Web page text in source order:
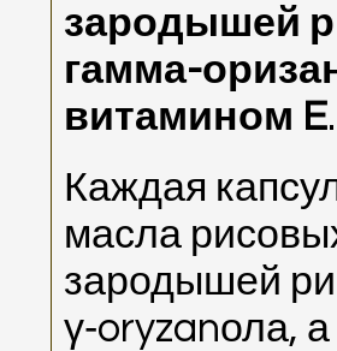
зародышей
гамма-
витамином E.
Каждая
масла
зародышей
γ‑oryzanола,